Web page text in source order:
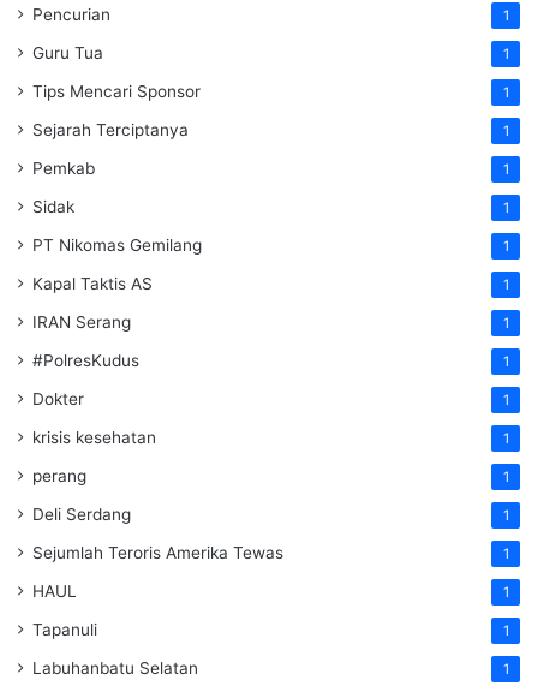
Pencurian 1
Guru Tua 1
Tips Mencari Sponsor 1
Sejarah Terciptanya 1
Pemkab 1
Sidak 1
PT Nikomas Gemilang 1
Kapal Taktis AS 1
IRAN Serang 1
#PolresKudus 1
Dokter 1
krisis kesehatan 1
perang 1
Deli Serdang 1
Sejumlah Teroris Amerika Tewas 1
HAUL 1
Tapanuli 1
Labuhanbatu Selatan 1